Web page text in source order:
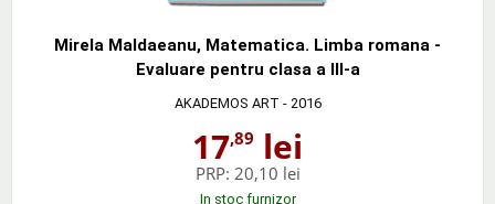
Mirela Maldaeanu, Matematica. Limba romana -
Evaluare pentru clasa a III-a
AKADEMOS ART - 2016
17,89 lei
PRP: 20,10 lei
In stoc furnizor